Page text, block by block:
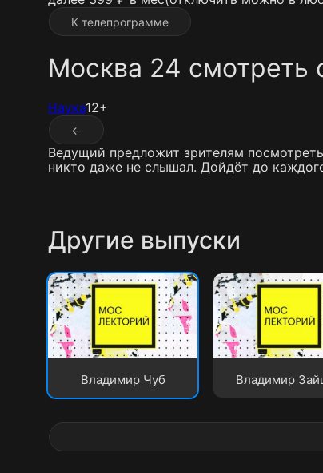
К телепрограмме
Москва 24 смотреть
Наука12+
←
Ведущий предложит зрителям
никто даже не слышал. Дойдёт до
Другие выпуски
Владимир Чуб Владимир